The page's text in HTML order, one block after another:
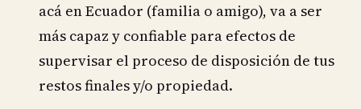
acá en Ecuador (familia o amigo), va a ser
más capaz y confiable para efectos de
supervisar el proceso de disposición de tus
restos finales y/o propiedad.